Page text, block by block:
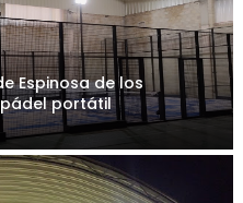
Espinosa de los
portátil